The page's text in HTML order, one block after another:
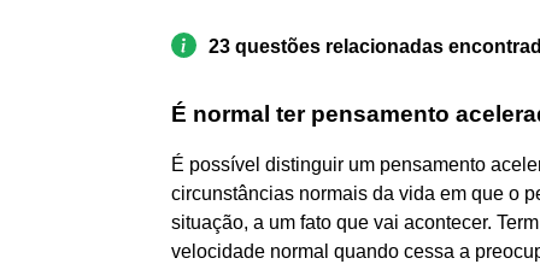
23 questões relacionadas
É normal ter pensamento
É possível distinguir um pensamento
circunstâncias normais da vida em que o
situação, a um fato que vai acontecer.
velocidade normal quando cessa a